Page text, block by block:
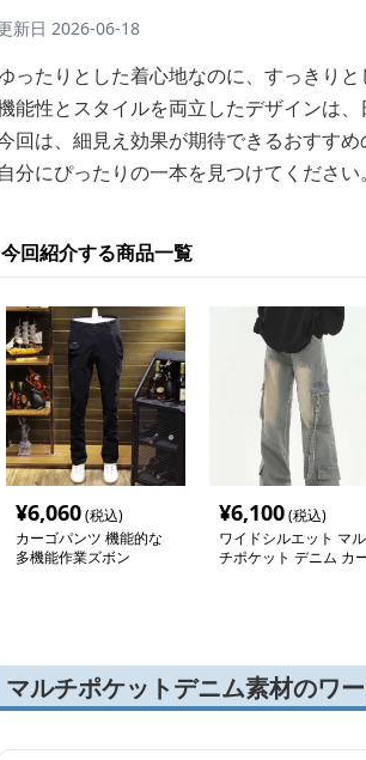
新日 2026-06-18
ったりとした着心地なのに、すっきり
能性とスタイルを両立したデザインは
回は、細見え効果が期待できるおすす
自分にぴったりの一本を見つけてください。
今回紹介する商品一覧
¥6,060(税込)
カーゴパンツ 機能的な
多機能作業ズボン
¥6,100(税込)
ワイドシルエット マル
チポケット デニム カ
マルチポケットデニム素材のワ